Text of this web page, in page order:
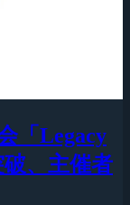
「Legacy
破、主催者